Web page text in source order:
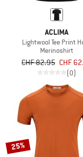
ACLIMA
Lightwool Tee Print
Merinoshirt
CHF 82.95 CHF
(0)
25%